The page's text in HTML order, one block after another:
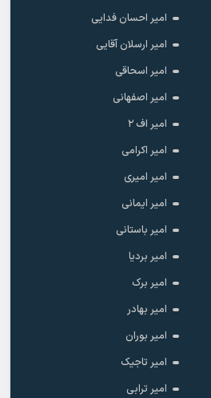
امیر احسان فدایی
امیر ارسلان آقایی
امیر اسحاقی
امیر اصفهانی
امیر اف ۲
امیر اکرامی
امیر امیری
امیر ایمانی
امیر باستانی
امیر بردیا
امیر برک
امیر بهادر
امیر بوران
امیر تاجیک
امیر ترابی